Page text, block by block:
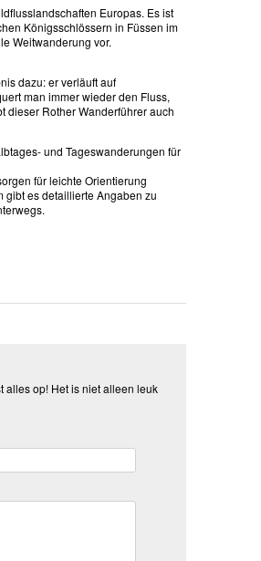
Europas. Es ist
Königsschlössern in Füssen im
Weitwanderung vor.
dazu: er verläuft auf
man immer wieder den Fluss,
dieser Rother Wanderführer auch
und Tageswanderungen für
für leichte Orientierung
gibt es detaillierte Angaben zu
alles op! Het is niet alleen leuk